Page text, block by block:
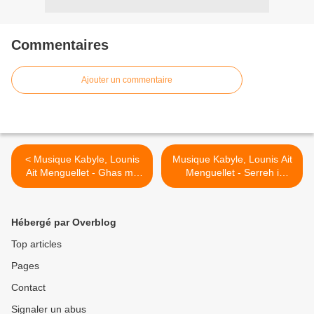
Commentaires
Ajouter un commentaire
< Musique Kabyle, Lounis
Ait Menguellet - Ghas ma
nruh
Musique Kabyle, Lounis Ait
Menguellet - Serreh i
waman >
Hébergé par Overblog
Top articles
Pages
Contact
Signaler un abus